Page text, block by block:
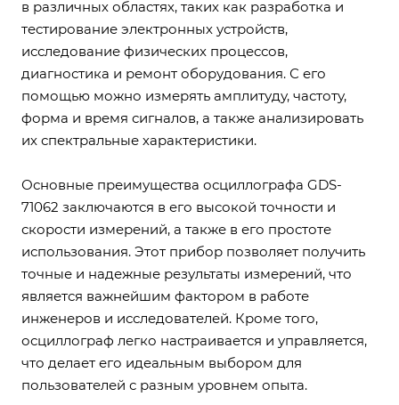
в различных областях, таких как разработка и
тестирование электронных устройств,
исследование физических процессов,
диагностика и ремонт оборудования. С его
помощью можно измерять амплитуду, частоту,
форма и время сигналов, а также анализировать
их спектральные характеристики.
Основные преимущества осциллографа GDS-
71062 заключаются в его высокой точности и
скорости измерений, а также в его простоте
использования. Этот прибор позволяет получить
точные и надежные результаты измерений, что
является важнейшим фактором в работе
инженеров и исследователей. Кроме того,
осциллограф легко настраивается и управляется,
что делает его идеальным выбором для
пользователей с разным уровнем опыта.